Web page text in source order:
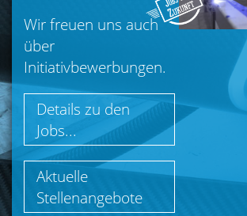
Wir freuen uns auch
über
Initiativbewerbungen.
Details zu den
Jobs...
Aktuelle
Stellenangebote